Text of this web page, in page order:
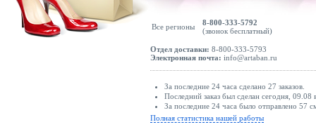
Все регионы
8-800-333-5792
(звонок бесплатный)
Отдел доставки: 8-800-333-5793
Электронная почта: info@artaban.ru
За последние 24 часа сделано 27 заказов.
Последний заказ был сделан сегодня, 09.08
За последние 24 часа было отправлено 57
Полная статистика нашей работы